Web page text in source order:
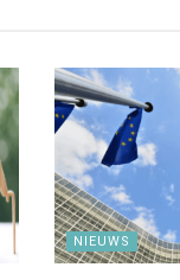
NIEUWS